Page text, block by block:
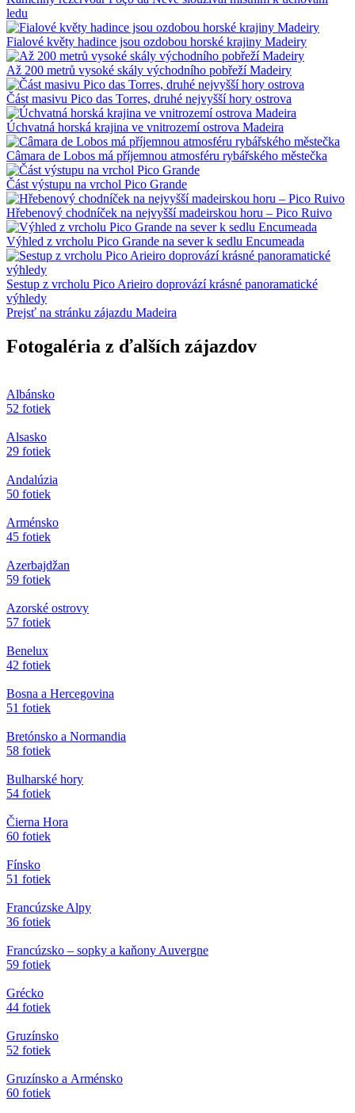
ledu
Fialové květy hadince jsou ozdobou horské krajiny Madeiry
Až 200 metrů vysoké skály východního pobřeží Madeiry
Část masivu Pico das Torres, druhé nejvyšší hory ostrova
Úchvatná horská krajina ve vnitrozemí ostrova Madeira
Câmara de Lobos má příjemnou atmosféru rybářského městečka
Část výstupu na vrchol Pico Grande
Hřebenový chodníček na nejvyšší madeirskou horu – Pico Ruivo
Výhled z vrcholu Pico Grande na sever k sedlu Encumeada
Sestup z vrcholu Pico Arieiro doprovází krásné panoramatické
výhledy
Prejsť na stránku zájazdu Madeira
Fotogaléria z ďalších zájazdov
Albánsko
52 fotiek
Alsasko
29 fotiek
Andalúzia
50 fotiek
Arménsko
45 fotiek
Azerbajdžan
59 fotiek
Azorské ostrovy
57 fotiek
Benelux
42 fotiek
Bosna a Hercegovina
51 fotiek
Bretónsko a Normandia
58 fotiek
Bulharské hory
54 fotiek
Čierna Hora
60 fotiek
Fínsko
51 fotiek
Francúzske Alpy
36 fotiek
Francúzsko – sopky a kaňony Auvergne
59 fotiek
Grécko
44 fotiek
Gruzínsko
52 fotiek
Gruzínsko a Arménsko
60 fotiek